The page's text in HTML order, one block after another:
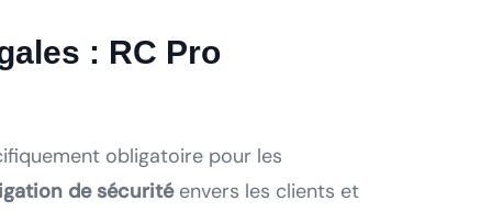
: RC Pro
obligatoire pour les
de sécuritéenvers les clients et